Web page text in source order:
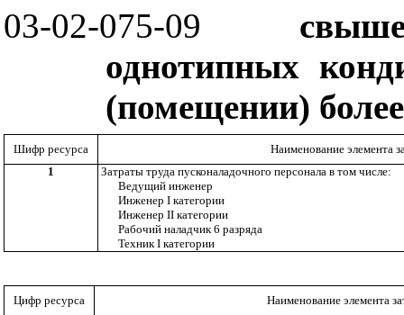
03-02-075-09
однотипных
(помещении)
Шифр ресурса
Наименование элемента
1
Затраты труда пусконаладочного персонала в том числе:
Ведущий инженер
Инженер I категории
Инженер II категории
Рабочий наладчик 6 разряда
ТехникI категории
Цифр ресурса
Наименование элемента